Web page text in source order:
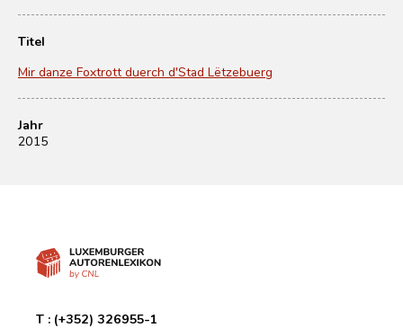
Titel
Mir danze Foxtrott duerch d'Stad Lëtzebuerg
Jahr
2015
T : (+352) 326955-1